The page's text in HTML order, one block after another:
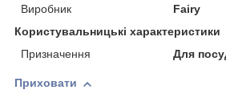
Виробник
Fairy
Користувальницькі характеристики
Призначення
Для
Приховати